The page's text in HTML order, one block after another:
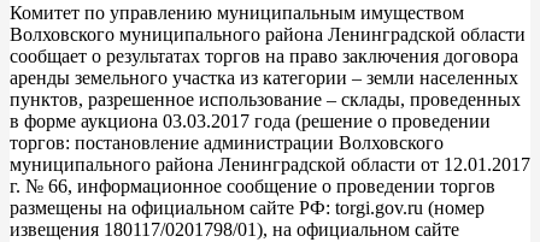
Комитет по управлению муниципальным имуществом
Волховского муниципального района Ленинградской области
сообщает о результатах торгов на право заключения договора
аренды земельного участка из категории – земли населенных
пунктов, разрешенное использование – склады, проведенных
в форме аукциона 03.03.2017 года (решение о проведении
торгов: постановление администрации Волховского
муниципального района Ленинградской области от 12.01.2017
г. № 66, информационное сообщение о проведении торгов
размещены на официальном сайте РФ: torgi.gov.ru (номер
извещения 180117/0201798/01), на официальном сайте